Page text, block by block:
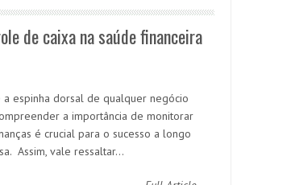
de caixa na saúde financeira
espinha dorsal de qualquer negócio
a importância de monitorar
é crucial para o sucesso a longo
Assim, vale ressaltar…